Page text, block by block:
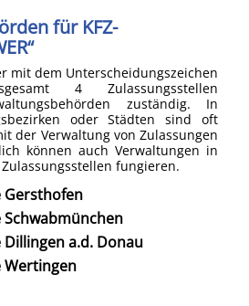
für KFZ-
mit dem Unterscheidungszeichen
4 Zulassungsstellen
zuständig. In
oder Städten sind oft
der Verwaltung von Zulassungen
können auch Verwaltungen in
fungieren.
Gersthofen
a.d. Donau
Wertingen